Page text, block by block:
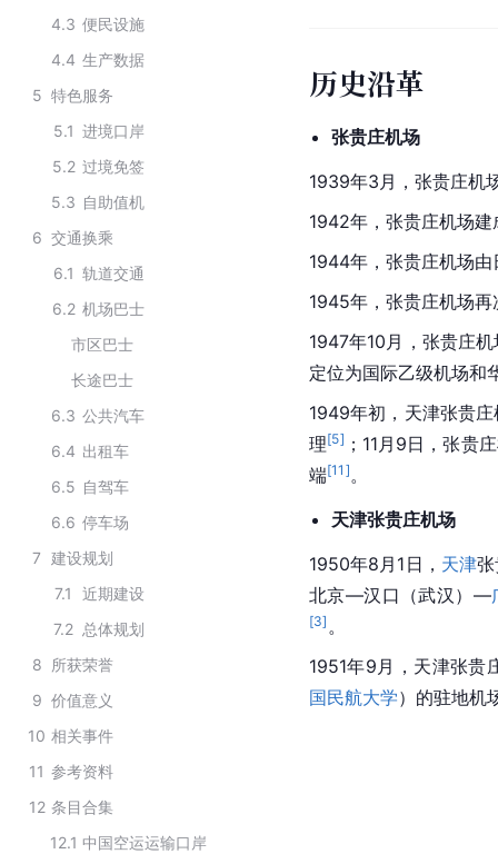
4.3 便民设施
4.4 生产数据
5 特色服务
5.1 进境口岸
5.2 过境免签
5.3 自助值机
6 交通换乘
6.1 轨道交通
6.2 机场巴士
市区巴士
长途巴士
6.3 公共汽车
6.4 出租车
6.5 自驾车
6.6 停车场
7 建设规划
7.1
近期建设
7.2 总体规划
8 所获荣誉
9 价值意义
10 相关事件
11 参考资料
12 条目合集
12.1 中国空运运输口岸
历史沿革
张贵庄机场
1939年3月，张贵庄机
1942年，张贵庄机场
1944年，张贵庄机场
1945年，张贵庄机场再
1947年10月，张贵庄
定位为国际乙级机场和
1949年初，天津张贵
理[5] ；11月9日，张贵
端[11 ] 。
天津张贵庄机场
1950年8月1日， 天津
北京—汉口（武汉）—
[3] 。
1951年9月，天津张贵
国民航大学）的驻地机